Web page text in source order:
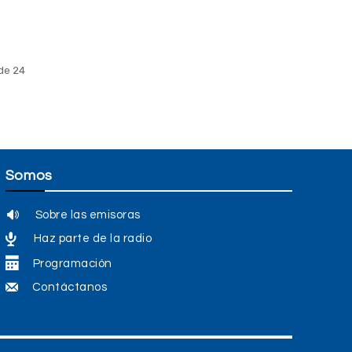
24
Somos
Sobre las emisoras
Haz parte de la radio
Programación
Contáctanos